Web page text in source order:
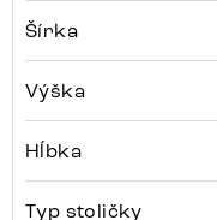
Šírka
Výška
Hĺbka
Typ stoličky